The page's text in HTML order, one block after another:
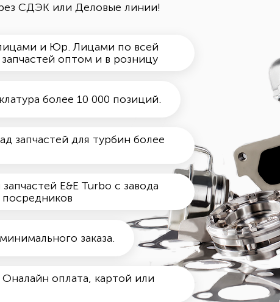
СДЭК или Деловые линии!
и Юр. Лицами по всей
оптом и в розницу
более 10 000 позиций.
запчастей для турбин более
E&E Turbo с завода
посредников
заказа.
оплата, картой или